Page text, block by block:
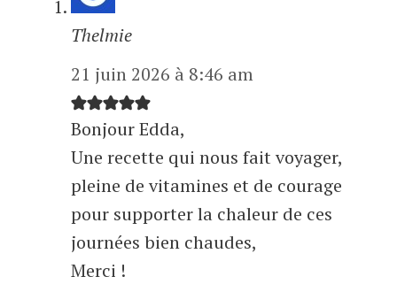
Thelmie
21 juin 2026 à 8:46 am
Bonjour Edda,
Une recette qui nous fait voyager,
pleine de vitamines et de courage
pour supporter la chaleur de ces
journées bien chaudes,
Merci !